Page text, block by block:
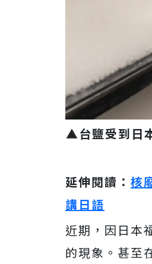
▲台鹽受到日
延伸閱讀： 核
講日語
近期，因日本
的現象。甚至